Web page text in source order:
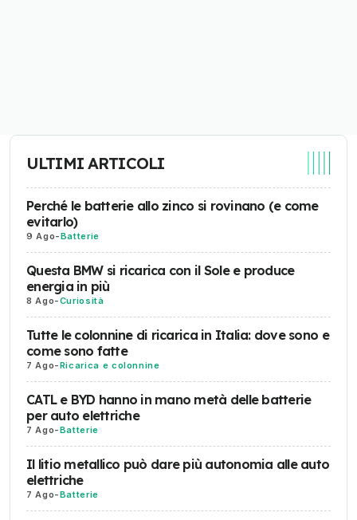
ULTIMI ARTICOLI
Perché le batterie allo zinco si rovinano (e come
evitarlo)
9 Ago-Batterie
Questa BMW si ricarica con il Sole e produce
energia in più
8 Ago-Curiosità
Tutte le colonnine di ricarica in Italia: dove sono e
come sono fatte
7 Ago-Ricarica e colonnine
CATL e BYD hanno in mano metà delle batterie
per auto elettriche
7 Ago-Batterie
Il litio metallico può dare più autonomia alle auto
elettriche
7 Ago-Batterie